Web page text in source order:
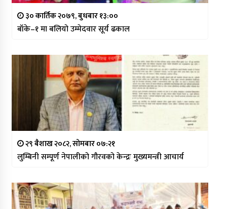
३० कार्तिक २०७९, बुधबार १३:००
बाँके–१ मा बलियो उम्मेदवार सूर्य ढकाल
२९ बैशाख २०८२, सोमबार ०७:२१
लुम्बिनी सम्पूर्ण नेपालीको गौरवको केन्द्रः मुख्यमन्त्री आचार्य